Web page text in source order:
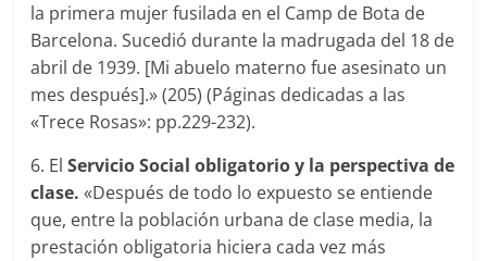
la primera mujer fusilada en el Camp de Bota de
Barcelona. Sucedió durante la madrugada del 18 de
abril de 1939. [Mi abuelo materno fue asesinato un
mes después].» (205) (Páginas dedicadas a las
«Trece Rosas»: pp.229-232).
6. ElServicio Social obligatorio y la perspectiva de
clase. «Después de todo lo expuesto se entiende
que, entre la población urbana de clase media, la
prestación obligatoria hiciera cada vez más